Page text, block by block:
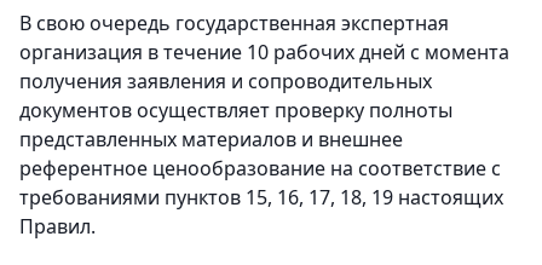
В свою очередь государственная экспертная
организация в течение 10 рабочих дней с момента
получения заявления и сопроводительных
документов осуществляет проверку полноты
представленных материалов и внешнее
референтное ценообразование на соответствие с
требованиями пунктов 15, 16, 17, 18, 19 настоящих
Правил.